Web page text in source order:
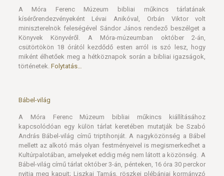
A Móra Ferenc Múzeum bibliai műkincs tárlatának
kísérőrendezvényeként Lévai Anikóval, Orbán Viktor volt
miniszterelnök feleségével Sándor János rendező beszélget a
Könyvek Könyvéről. A Móra-múzeumban október 2-án,
csütörtökön 18 órától kezdődő esten arról is szó lesz, hogy
miként élhetőek meg a hétköznapok során a bibliai igazságok,
történetek. Folytatás…
Bábel-világ
A Móra Ferenc Múzeum bibliai műkincs kiállításához
kapcsolódóan egy külön tárlat keretében mutatják be Szabó
András Bábel-világ című triptihonját. A nagyközönség a Bábel
mellett az alkotó más olyan festményeivel is megismerkedhet a
Kultúrpalotában, amelyeket eddig még nem látott a közönség. A
Bábel-világ című tárlat október 3-án, pénteken, 16 óra 30 perckor
nyitja meg kapuit; Liszkai Tamás, röszkei plébániai kormányzó